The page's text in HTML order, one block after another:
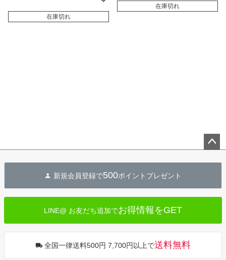
在庫切れ
在庫切れ
へ
新規会員登録で500ポイントプレゼント
LINE@ お友だち追加でお得情報をGET
全国一律送料500円 7,700円以上で送料無料